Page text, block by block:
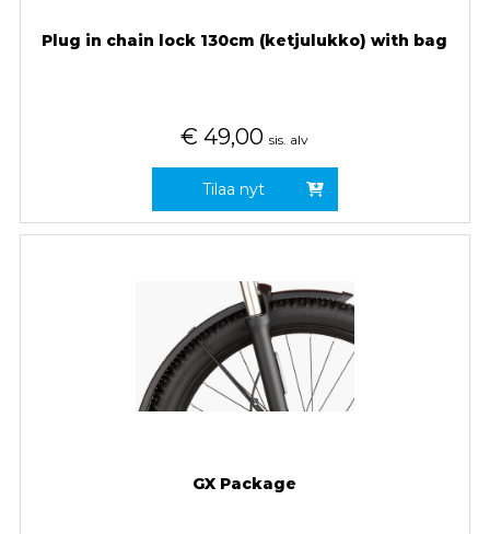
Plug in chain lock 130cm (ketjulukko) with bag
€ 49,00 sis. alv
Tilaa nyt
GX Package